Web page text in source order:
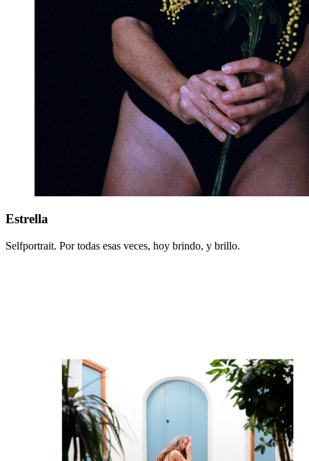
Estrella
Estrella
Selfportrait. Por todas esas veces, hoy brindo, y brillo.